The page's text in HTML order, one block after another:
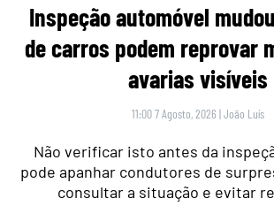
Inspeção automóvel
de carros podem reprovar
avarias visíveis
11:00 7 Agosto, 2026 |João Luís
Não verificar isto antes da
pode apanhar condutores de
consultar a situação e evitar